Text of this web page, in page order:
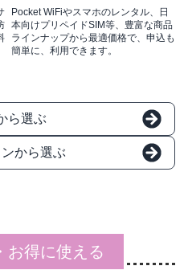
Pocket WiFiやスマホのレンタル、日
本向けプリペイドSIM等、豊富な商品
ラインナップから最適価格で、申込も
簡単に、利用できます。
ら選ぶ
から選ぶ
お得に使える